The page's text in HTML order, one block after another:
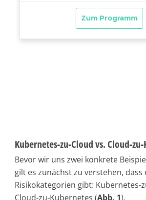
Kubernetes-zu-Cloud vs. Cloud-
Bevor wir uns zwei konkrete
gilt es zunächst zu verstehen, dass
Risikokategorien gibt: Kubernetes-
Cloud-zu-Kubernetes (Abb. 1).